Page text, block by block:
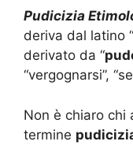
Pudicizia
deriva dal latino “
derivato da “
“vergognarsi”,
Non è chiaro chi
termine